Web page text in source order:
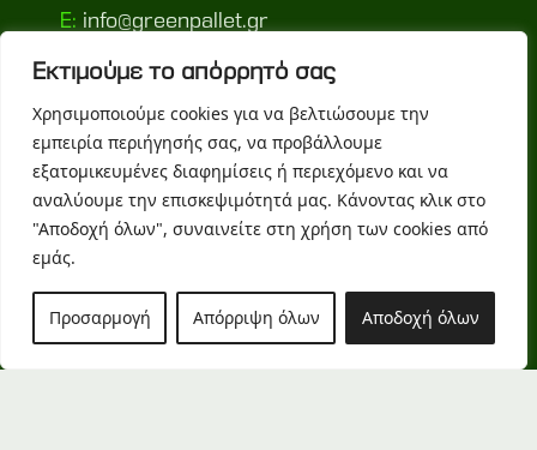
Εκτιμούμε το απόρρητό σας
Χρησιμοποιούμε cookies για να βελτιώσουμε την
εμπειρία περιήγησής σας, να προβάλλουμε
εξατομικευμένες διαφημίσεις ή περιεχόμενο και να
αναλύουμε την επισκεψιμότητά μας. Κάνοντας κλικ στο
"Αποδοχή όλων", συναινείτε στη χρήση των cookies από
εμάς.
Προσαρμογή Απόρριψη όλων Αποδοχή όλων
E: info@greenpallet.gr
Ακολουθήστε μας
Όροι Χρήσης